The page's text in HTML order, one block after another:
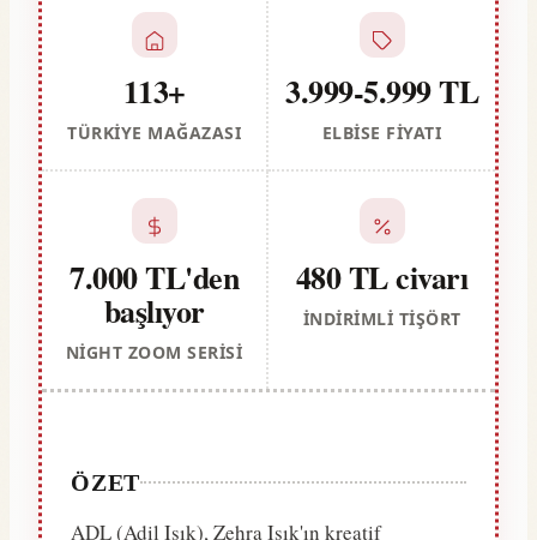
113+
TÜRKIYE MAĞAZASI
3.999-5.999 TL
ELBISE FIYATI
7.000 TL'den
başlıyor
NIGHT ZOOM SERISI
480 TL civarı
İNDIRIMLI TIŞÖRT
ÖZET
ADL (Adil Işık), Zehra Işık'ın kreatif